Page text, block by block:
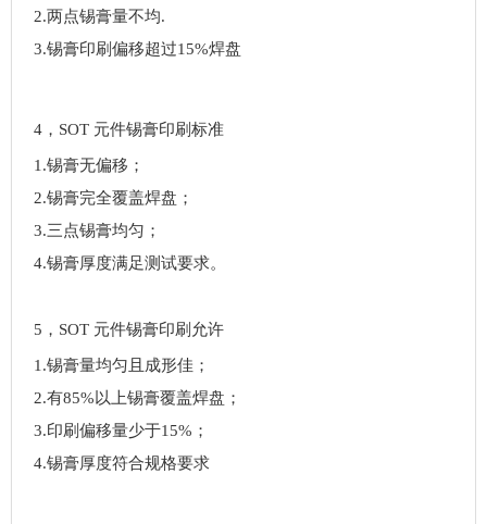
2.两点锡膏量不均.
3.锡膏印刷偏移超过15%焊盘
4，SOT 元件锡膏印刷标准
1.锡膏无偏移；
2.锡膏完全覆盖焊盘；
3.三点锡膏均匀；
4.锡膏厚度满足测试要求。
5，SOT 元件锡膏印刷允许
1.锡膏量均匀且成形佳；
2.有85%以上锡膏覆盖焊盘；
3.印刷偏移量少于15%；
4.锡膏厚度符合规格要求